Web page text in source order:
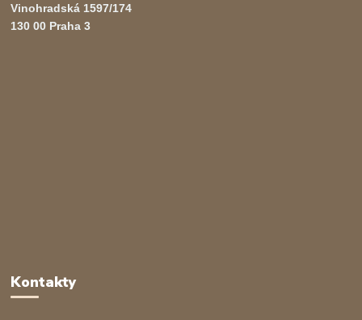
Vinohradská 1597/174
130 00 Praha 3
Kontakty